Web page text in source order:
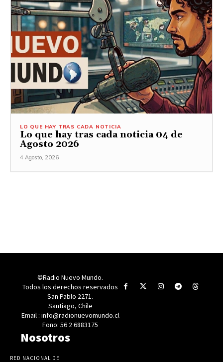
LO QUE HAY TRAS CADA NOTICIA
Lo que hay tras cada noticia 04 de
Agosto 2026
4 Agosto, 2026
©Radio Nuevo Mundo.
Todos los derechos reservados
San Pablo 2271.
Santiago, Chile
Email : info@radionuevomundo.cl
Fono: 56 2 6883175
Nosotros
RED NACIONAL DE